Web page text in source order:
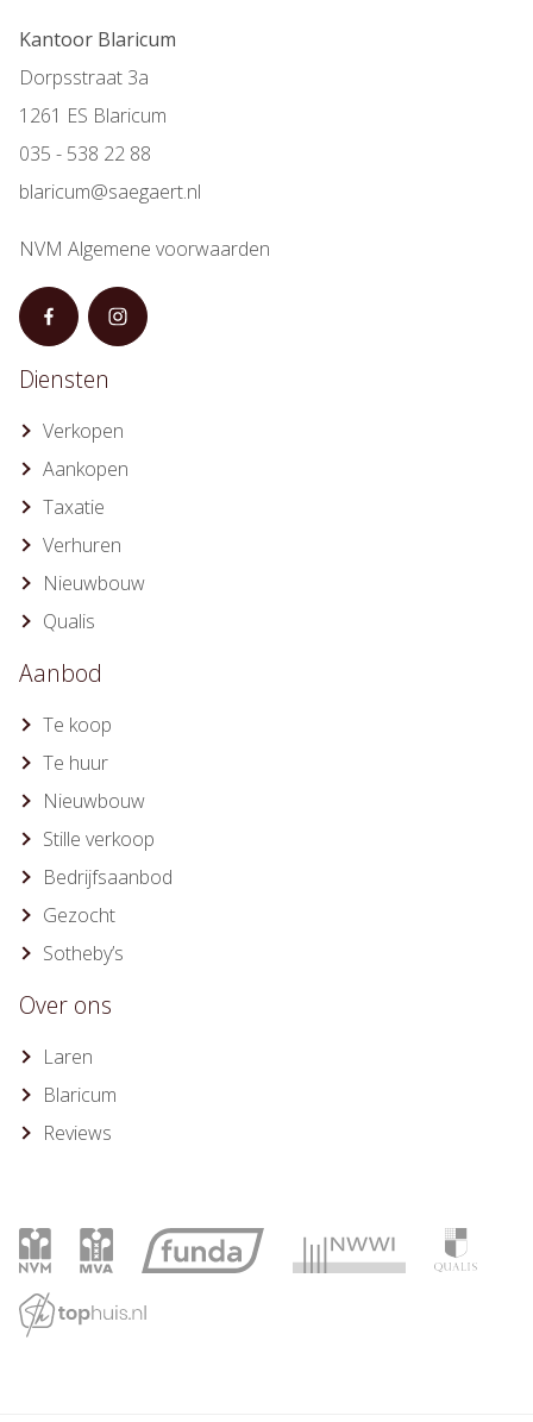
Kantoor Blaricum
Dorpsstraat 3a
1261 ES Blaricum
035 - 538 22 88
blaricum@saegaert.nl
NVM Algemene voorwaarden
Diensten
Verkopen
Aankopen
Taxatie
Verhuren
Nieuwbouw
Qualis
Aanbod
Te koop
Te huur
Nieuwbouw
Stille verkoop
Bedrijfsaanbod
Gezocht
Sotheby’s
Over ons
Laren
Blaricum
Reviews